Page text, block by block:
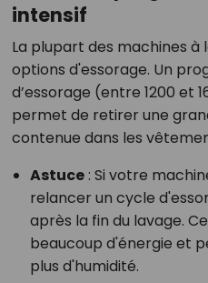
intensif
La plupart des machines
options d'essorage. Un
d’essorage (entre 1200 et
permet de retirer une
contenue dans les
Astuce: Si votre
relancer un cycle
après la fin du lavage.
beaucoup d'énergie et
plus d'humidité.